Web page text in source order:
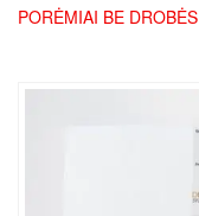
PORĖMIAI BE DROBĖS